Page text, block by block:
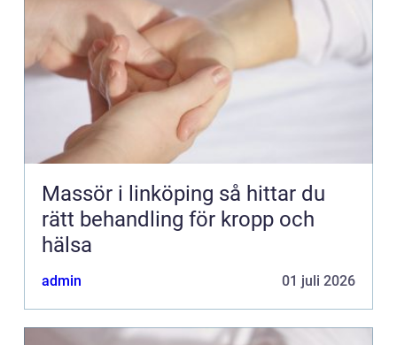
Massör i linköping så hittar du
rätt behandling för kropp och
hälsa
admin 01 juli 2026